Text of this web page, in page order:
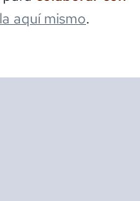
aquí mismo.